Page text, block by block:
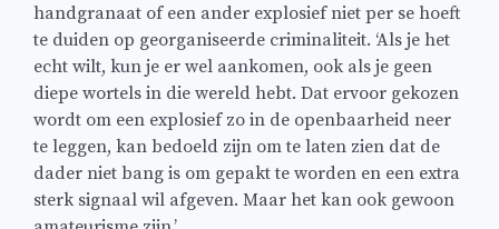
handgranaat of een ander explosief niet per se hoeft
te duiden op georganiseerde criminaliteit. ‘Als je het
echt wilt, kun je er wel aankomen, ook als je geen
diepe wortels in die wereld hebt. Dat ervoor gekozen
wordt om een explosief zo in de openbaarheid neer
te leggen, kan bedoeld zijn om te laten zien dat de
dader niet bang is om gepakt te worden en een extra
sterk signaal wil afgeven. Maar het kan ook gewoon